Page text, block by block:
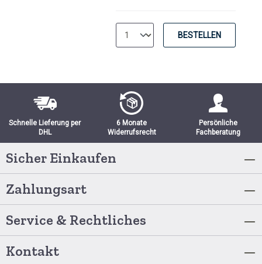
BESTELLEN
Schnelle Lieferung per
DHL
6 Monate
Widerrufsrecht
Persönliche
Fachberatung
Sicher Einkaufen
Zahlungsart
Service & Rechtliches
Kontakt